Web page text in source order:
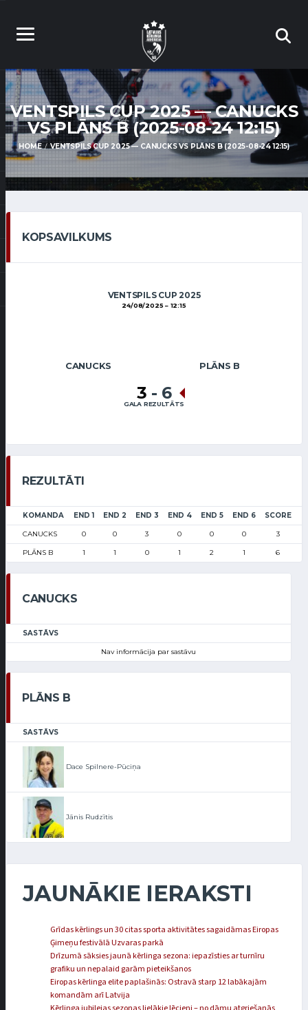
VENTSPILS CUP 2025 — CANUCKS
VS PLĀNS B (2025-08-24 12:15)
HOME VENTSPILS CUP 2025 — CANUCKS VS PLĀNS B (2025-08-24 12:15)
KOPSAVILKUMS
VENTSPILS CUP 2025
24/08/2025 12:15
CANUCKS PLĀNS B
3 - 6
GALA REZULTĀTS
REZULTĀTI
KOMANDA END 1 END 2 END 3 END 4 END 5 END 6 SCORE
CANUCKS 0 0 3 0 0 0 3
PLĀNS B 1 1 0 1 2 1 6
CANUCKS
SASTĀVS
Nav informācija par sastāvu
PLĀNS B
SASTĀVS
Dace Spilnere-Pūciņa
Jānis Rudzītis
JAUNĀKIE IERAKSTI
Grīdas kērlings un 30 citas sporta aktivitātes sagaidāmas Eiropas
Ģimeņu festivālā Uzvaras parkā
Drīzumā sāksies jaunā kērlinga sezona: iepazīsties ar turnīru
grafiku un nepalaid garām pieteikšanos
Eiropas kērlinga elite paplašinās: Ostravā starp 12 labākajām
komandām arī Latvija